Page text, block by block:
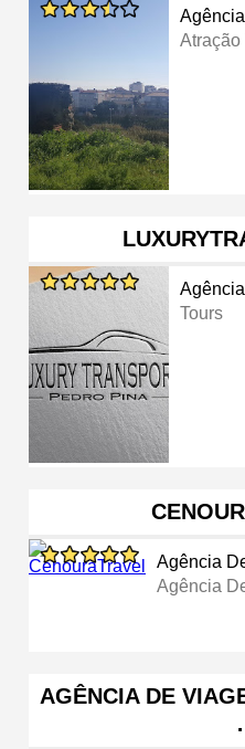
Atração
Tours
Agência
Agência
AGÊNCIA DE